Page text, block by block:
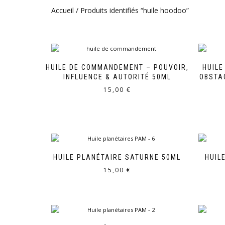
Accueil / Produits identifiés “huile hoodoo”
HUILE DE COMMANDEMENT – POUVOIR,
INFLUENCE & AUTORITÉ 50ML
15,00 €
HUILE PLANÉTAIRE SATURNE 50ML
15,00 €